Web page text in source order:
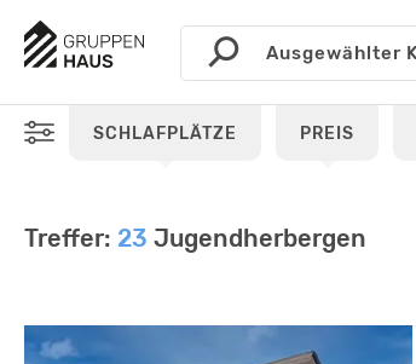
SCHLAFPLÄTZE PREIS
Treffer: 23 Jugendherbergen